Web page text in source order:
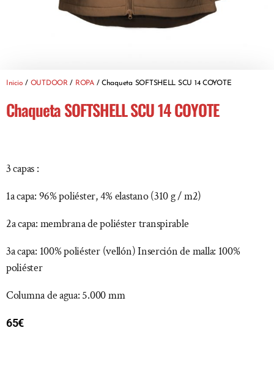
Inicio / OUTDOOR / ROPA/ Chaqueta SOFTSHELL SCU 14 COYOTE
Chaqueta SOFTSHELL SCU 14 COYOTE
3 capas :
1a capa: 96% poliéster, 4% elastano (310 g / m2)
2a capa: membrana de poliéster transpirable
3a capa: 100% poliéster (vellón) Inserción de malla: 100%
poliéster
Columna de agua: 5.000 mm
65€